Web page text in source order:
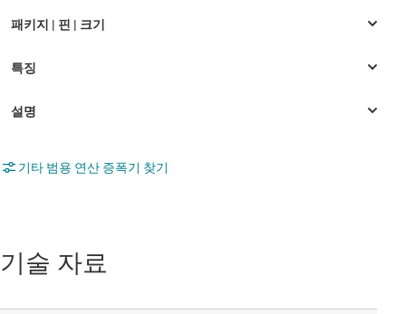
기타 범용 연산 증폭기 찾기
기술 자료